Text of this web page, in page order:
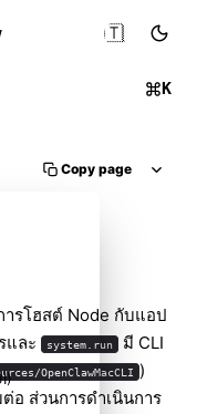
K
🇹🇭
Copy page
ารโฮสต์ Node กับแอป
และ
system.run มี CLI
OpenClawMacCLI )
อ ส่วนการดำเนินการ